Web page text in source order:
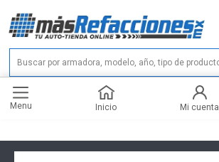
Menu Inicio Mi cuenta